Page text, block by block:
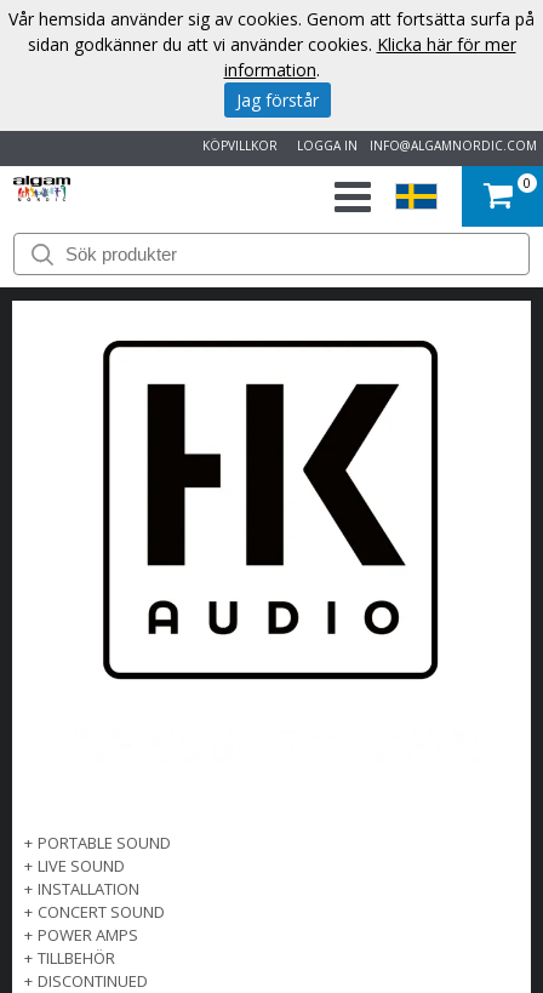
INFO@ALGAMNORDIC.COM
LOGGA IN
KÖPVILLKOR
START
VARUMÄRKEN
NYHETER
0
+ PORTABLE SOUND
+ LIVE SOUND
+ INSTALLATION
+ CONCERT SOUND
+ POWER AMPS
+ TILLBEHÖR
+ DISCONTINUED
Vår hemsida använder sig av cookies. Genom att fortsätta surfa på
sidan godkänner du att vi använder cookies. Klicka här för mer
information.
Jag förstår